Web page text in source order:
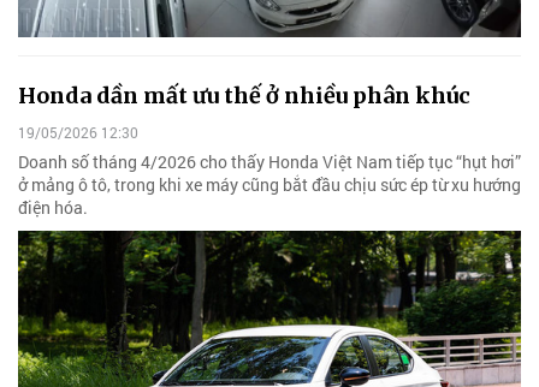
Honda dần mất ưu thế ở nhiều phân khúc
19/05/2026 12:30
Doanh số tháng 4/2026 cho thấy Honda Việt Nam tiếp tục “hụt hơi”
ở mảng ô tô, trong khi xe máy cũng bắt đầu chịu sức ép từ xu hướng
điện hóa.